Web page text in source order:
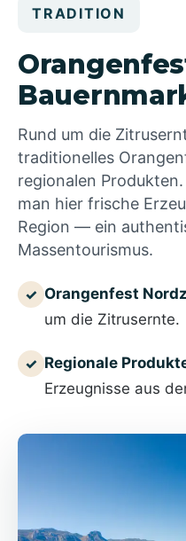
TRADITION
Rund um die
traditionelles
regionalen
man hier frische
Region — ein
Massentourismus.
✓ Orangenfest
um die Zitrusernte.
✓ Regionale
Erzeugnisse aus